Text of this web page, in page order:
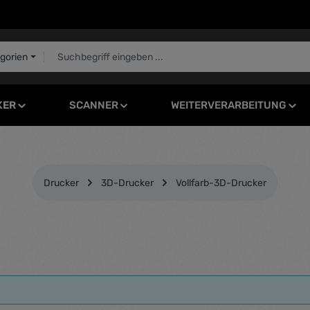
SCANNER WEITERVERARBEITUNG
Drucker 3D-Drucker Vollfarb-3D-Drucker